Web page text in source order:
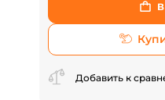
Добавить к